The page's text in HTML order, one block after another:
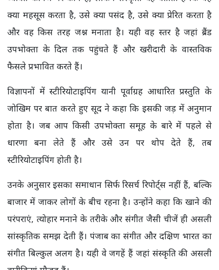
क्या महसूस करता है, उसे क्या पसंद है, उसे क्या प्रेरित करता है
और वह किस तरह जश्न मनाता है। यही वह स्तर है जहां ब्रैंड
उपभोक्ता के दिल तक पहुंचते हैं और खरीदारी के वास्तविक
फैसले प्रभावित करते हैं।
विज्ञापनों में स्टीरियोटाइपिंग यानी पूर्वाग्रह आधारित प्रस्तुति के
जोखिम पर बात करते हुए सूद ने कहा कि इसकी जड़ में अनुमान
होता है। जब आप किसी उपभोक्ता समूह के बारे में पहले से
धारणा बना लेते हैं और उसे उन पर थोप देते हैं, तब
स्टीरियोटाइपिंग होती है।
उनके अनुसार इसका समाधान सिर्फ रिसर्च रिपोर्ट्स नहीं हैं, बल्कि
बाजार में जाकर लोगों के बीच रहना है। उन्होंने कहा कि खाने की
परंपराएं, त्योहार मनाने के तरीके और संगीत जैसी चीजें ही असली
सांस्कृतिक समझ देती हैं। पंजाब का संगीत और दक्षिण भारत का
संगीत बिल्कुल अलग है। यही वे जगहें हैं जहां संस्कृति की असली